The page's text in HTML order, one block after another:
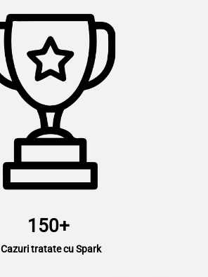
150+
Cazuri tratate cuSpark